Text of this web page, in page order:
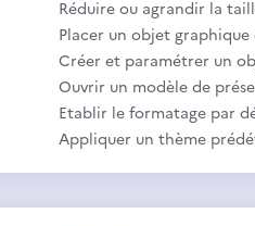
Réduire ou agrandir la
Placer un objet
Créer et paramétrer un
Ouvrir un modèle de
Etablir le formatage par
Appliquer un thème